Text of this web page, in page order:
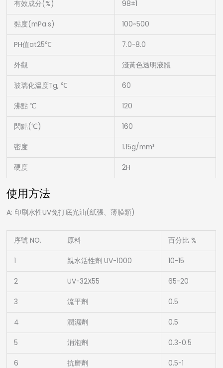
有效成分(%) 98±1
黏度(mPa.s) 100~500
PH值at25℃ 7.0-8.0
外觀 淺黃色透明液體
玻璃化溫度Tg, ℃ 60
沸點 ℃ 120
閃點(℃) 160
密度 1.15g/mm³
硬度 2H
使用方法
A: 印刷水性UV免打底光油(紙張、薄膜類)
序號 NO. 原料 百分比 %
1 親水活性劑 UV-1000 10-15
2 UV-32X55 65-20
3 流平劑 0.5
4 潤濕劑 0.5
5 消泡劑 0.3-0.5
6 抗磨劑 0.5-1